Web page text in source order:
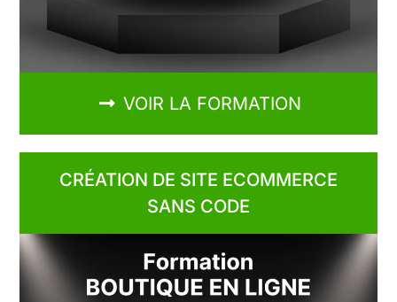
VOIR LA FORMATION
CRÉATION DE SITE ECOMMERCE
SANS CODE